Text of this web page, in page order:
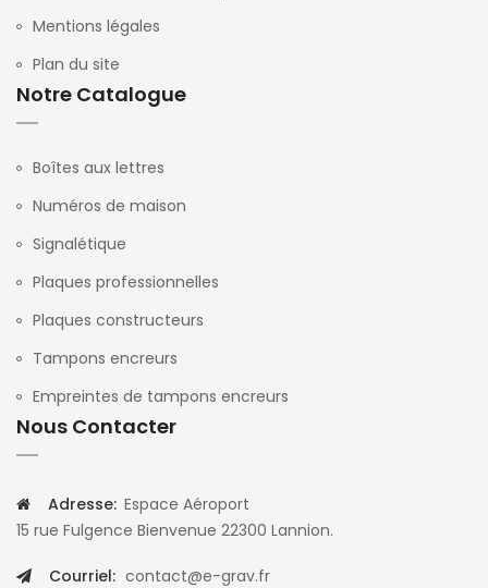
Mentions légales
Plan du site
Notre Catalogue
Boîtes aux lettres
Numéros de maison
Signalétique
Plaques professionnelles
Plaques constructeurs
Tampons encreurs
Empreintes de tampons encreurs
Nous Contacter
Adresse: Espace Aéroport
15 rue Fulgence Bienvenue 22300 Lannion.
Courriel: contact@e-grav.fr